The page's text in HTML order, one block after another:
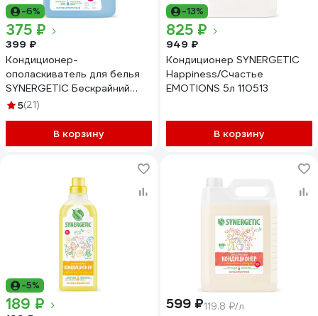
-6%
375 ₽
399 ₽
Кондиционер-
ополаскиватель для белья
SYNERGETIC Бескрайний
океан, 2,28 л, 76 стирок
5(21)
В корзину
-13%
825 ₽
949 ₽
Кондиционер SYNERGETIC
Happiness/Счастье
EMOTIONS 5л 110513
В корзину
-5%
189 ₽ 599 ₽119.8 ₽/л